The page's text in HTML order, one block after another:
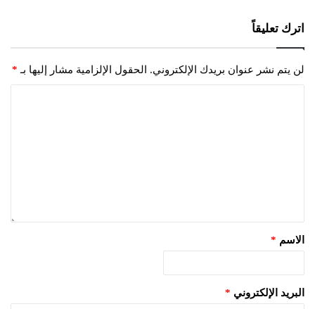
اترك تعليقاً
لن يتم نشر عنوان بريدك الإلكتروني. الحقول الإلزامية مشار إليها بـ *
الاسم *
البريد الإلكتروني *